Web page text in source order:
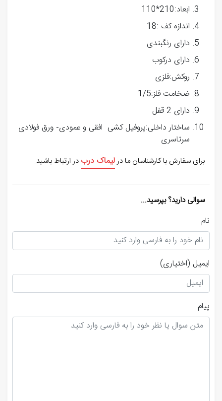
ابعاد:210*110
اندازه کف :18
دارای رنگبندی
دارای درکوب
روکش:فلزی
ضخامت فلز:1/5
دارای 2 قفل
ساختار داخلی:پروفیل کشی افقی و عمودی- ورق فولادی
سرتاسری
برای سفارش با کارشناسان ما درلیماک درب در ارتباط باشید.
سوالی دارید؟ بپرسید...
نام
ایمیل (اختیاری)
پیام